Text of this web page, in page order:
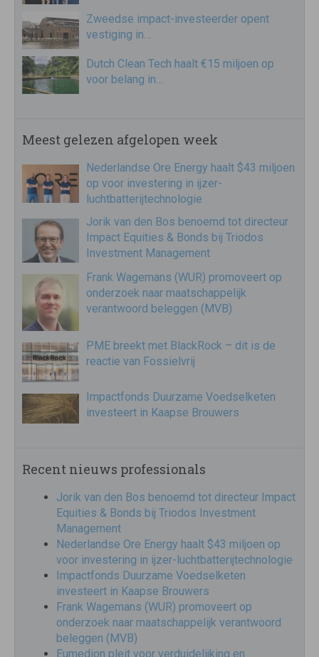
Zweedse impact-investeerder opent
vestiging in…
Dutch Clean Tech haalt €15 miljoen op
voor belang in…
Meest gelezen afgelopen week
Nederlandse Ore Energy haalt $43 miljoen
op voor investering in ijzer-
luchtbatterijtechnologie
Jorik van den Bos benoemd tot directeur
Impact Equities & Bonds bij Triodos
Investment Management
Frank Wagemans (WUR) promoveert op
onderzoek naar maatschappelijk
verantwoord beleggen (MVB)
PME breekt met BlackRock – dit is de
reactie van Fossielvrij
Impactfonds Duurzame Voedselketen
investeert in Kaapse Brouwers
Recent nieuws professionals
Jorik van den Bos benoemd tot directeur Impact
Equities & Bonds bij Triodos Investment
Management
Nederlandse Ore Energy haalt $43 miljoen op
voor investering in ijzer-luchtbatterijtechnologie
Impactfonds Duurzame Voedselketen
investeert in Kaapse Brouwers
Frank Wagemans (WUR) promoveert op
onderzoek naar maatschappelijk verantwoord
beleggen (MVB)
Eumedion pleit voor verduidelijking en